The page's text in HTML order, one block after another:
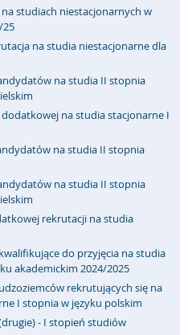
studiach niestacjonarnych w
25
na studia niestacjonarne dla
na studia II stopnia
na studia stacjonarne I
na studia II stopnia
na studia II stopnia
rekrutacji na studia
do przyjęcia na studia
akademickim 2024/2025
rekrutujących się na
I stopnia w języku polskim
- I stopień studiów